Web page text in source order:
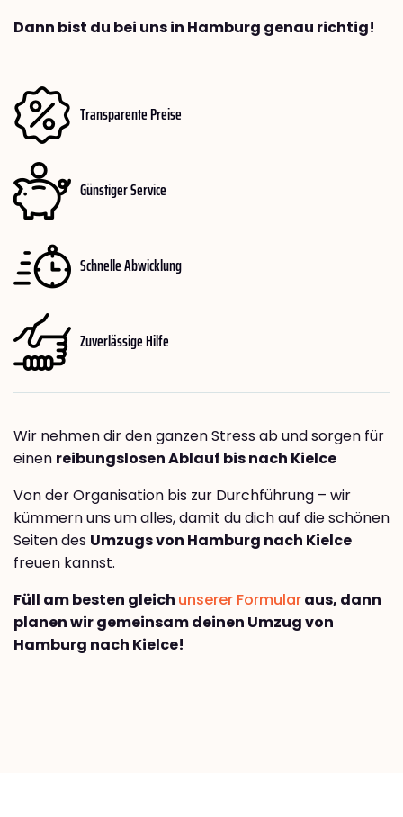
Dann bist du bei uns in Hamburg genau richtig!
Transparente Preise
Günstiger Service
Schnelle Abwicklung
Zuverlässige Hilfe
Wir nehmen dir den ganzen Stress ab und sorgen für
einen reibungslosen Ablauf bis nach Kielce
Von der Organisation bis zur Durchführung – wir
kümmern uns um alles, damit du dich auf die schönen
Seiten des Umzugs von Hamburg nach Kielce
freuen kannst.
Füll am besten gleich unserer Formularaus, dann
planen wir gemeinsam deinen Umzug von
Hamburg nach Kielce!